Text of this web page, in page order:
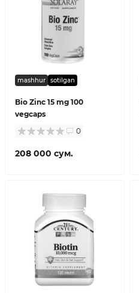
mashhur sotilgan
Bio Zinc 15 mg 100
vegcaps
0
208 000 сум.